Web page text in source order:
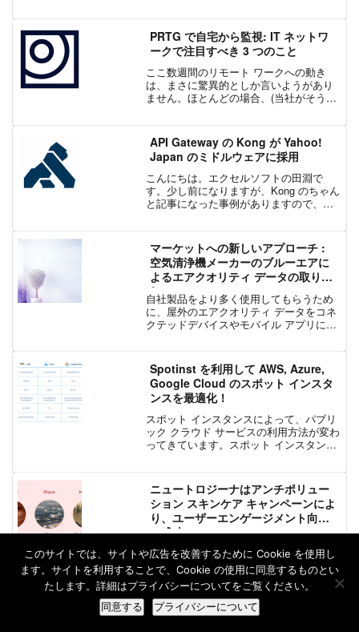
アプリケ...
PRTG で自宅から監視: IT ネットワ
ークで注目すべき 3 つのこと
ここ数週間のリモート ワークへの動き
は、まさに驚異的としか言いようがあり
ません。ほとんどの場合、(当社がそうで
し、IT 管理者であれば誰もが言うよう
に、戦いは終...
API Gateway の Kong が Yahoo!
Japan のミドルウェアに採用
こんにちは。エクセルソフトの田淵で
す。少し前になりますが、Kong のちゃん
と記事になった事例がありますので、ご
は (1/2)：メッセージキュー、APIゲート
ウェイ、F...
マーケットへの新しいアプローチ :
空気清浄機メーカーのブルーエアに
よるエアクオリティ データの取り入
れ
自社製品をより多く使用してもらうため
に、屋外のエアクオリティ データをコネ
クテッドデバイスやモバイル アプリに提
ーであれば、エアクオリティ データを製
品に組み込むことで...
Spotinst を利用して AWS, Azure,
Google Cloud のスポット インスタ
ンスを最適化！
スポット インスタンスによって、パブリ
ック クラウド サービスの利用方法が変わ
ってきています。スポット インスタンス
ンデマンド) または Reserved ...
ニュートロジーナはアンチポリュー
ション スキンケア キャンペーンによ
り、ユーザーエンゲージメント向上
に成功
る空気中に含まれる微小な汚染物質を吸
い込んでいます。健康全般に計り知れな
い有害な影響を及ぼすだけでなく、有害
な大気汚染への暴露は、私たちの体の中
で最も大きな器官である皮膚にも影響を
与えます。学術研究...
このサイトでは、サイトや広告を改善するために Cookie を使用し
ます。サイトを利用することで、Cookie の使用に同意するものとい
たします。詳細はプライバシーについてをご覧ください。
同意する プライバシーについて